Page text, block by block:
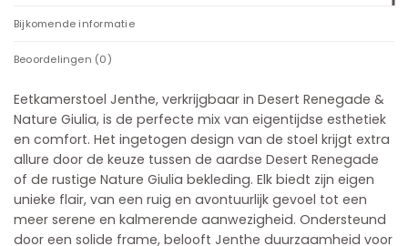
Bijkomende informatie
Beoordelingen (0)
Eetkamerstoel Jenthe, verkrijgbaar in Desert Renegade &
Nature Giulia, is de perfecte mix van eigentijdse esthetiek
en comfort. Het ingetogen design van de stoel krijgt extra
allure door de keuze tussen de aardse Desert Renegade
of de rustige Nature Giulia bekleding. Elk biedt zijn eigen
unieke flair, van een ruig en avontuurlijk gevoel tot een
meer serene en kalmerende aanwezigheid. Ondersteund
door een solide frame, belooft Jenthe duurzaamheid voor